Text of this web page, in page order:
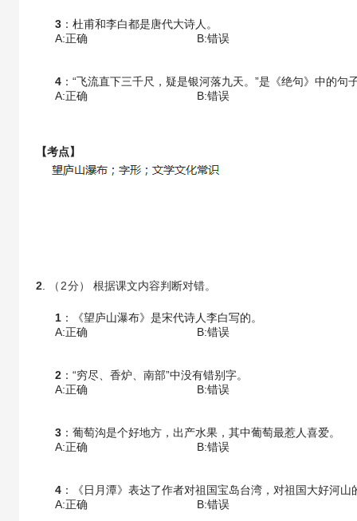
3 ：杜甫和李白都是唐代大诗人。
A:正确
B:错误
4 ：“飞流直下三千尺，疑是银河落九天。”是《绝句》中的句
A:正确
B:错误
【考点】
2 . （ 2分） 根据课文内容判断对错。
1 ：《望庐山瀑布》是宋代诗人李白写的。
A:正确
B:错误
2 ：“穷尽、香炉、南部”中没有错别字。
A:正确
B:错误
3 ：葡萄沟是个好地方，出产水果，其中葡萄最惹人喜爱。
A:正确
B:错误
4 ：《日月潭》表达了作者对祖国宝岛台湾，对祖国大好河山
A:正确
B:错误